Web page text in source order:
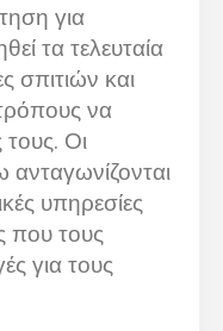
για
τα τελευταία
σπιτιών και
να
Οι
ανταγωνίζονται
υπηρεσίες
που τους
για τους